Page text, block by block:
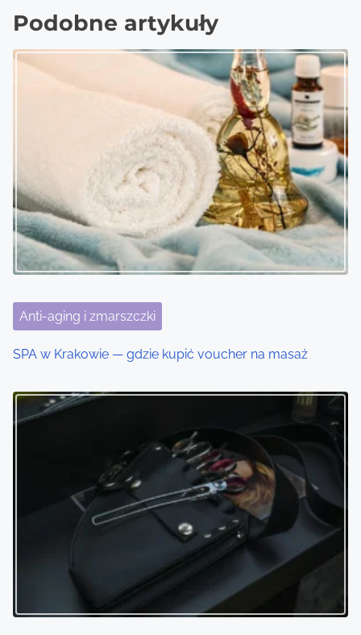
t
s
i
g
a
o
n
Podobne artykuły
Anti-aging i zmarszczki
SPA w Krakowie — gdzie kupić voucher na masaż